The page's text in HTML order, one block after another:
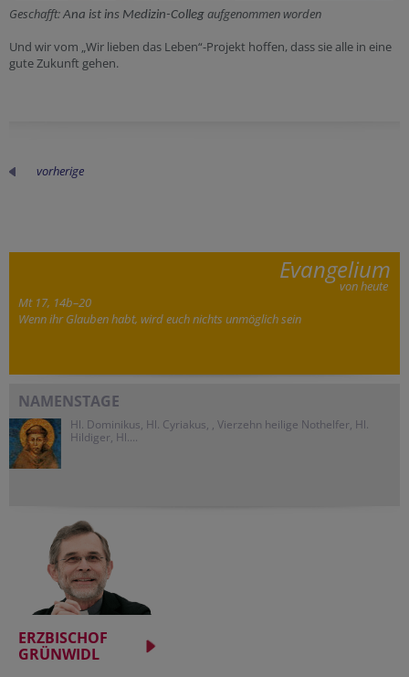
Geschafft: Ana ist ins Medizin-Colleg aufgenommen worden
Und wir vom „Wir lieben das Leben“-Projekt hoffen, dass sie alle in eine
gute Zukunft gehen.
vorherige
Evangelium
von heute
Mt 17, 14b–20
Wenn ihr Glauben habt, wird euch nichts unmöglich sein
NAMENSTAGE
Hl. Dominikus, Hl. Cyriakus, , Vierzehn heilige Nothelfer, Hl.
Hildiger, Hl....
ERZBISCHOF
GRÜNWIDL